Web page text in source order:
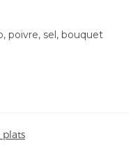
poivre, sel, bouquet
plats